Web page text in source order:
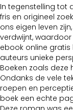
In tegenstelling tot
fris en origineel
ons eigen leven
verdwijnt,
ebook online gratis
auteurs unieke
Boeken zoals
Ondanks de vele
roepen en
boek een echte